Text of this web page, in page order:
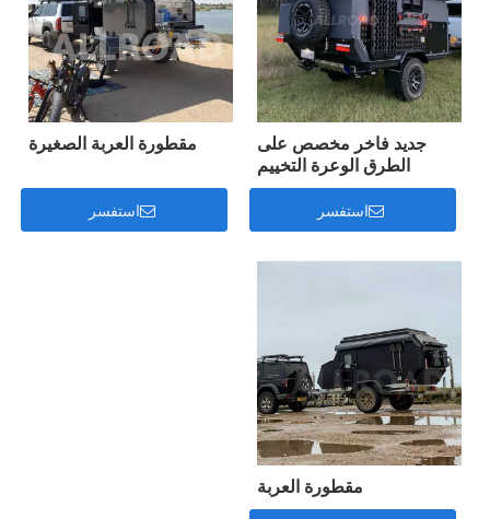
جديد فاخر مخصص على
الطرق الوعرة التخييم
مقطورة العربة قافلة السفر
استفسر
مقطورة العربة الصغيرة
استفسر
مقطورة العربة